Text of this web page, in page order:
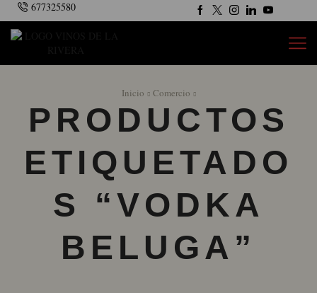
677325580
Inicio Comercio
PRODUCTOS
ETIQUETADO
S “VODKA
BELUGA”